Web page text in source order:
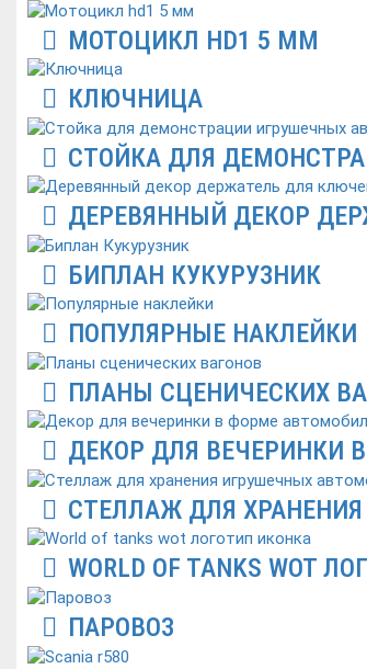
МОТОЦИКЛ HD1 5 ММ
КЛЮЧНИЦА
СТОЙКА ДЛЯ
ДЕРЕВЯННЫЙ ДЕКОР
БИПЛАН КУКУРУЗНИК
ПОПУЛЯРНЫЕ НАКЛЕЙКИ
ПЛАНЫ СЦЕНИЧЕСКИХ
ДЕКОР ДЛЯ ВЕЧЕРИНКИ
СТЕЛЛАЖ ДЛЯ
WORLD OF TANKS WOT
ПАРОВОЗ